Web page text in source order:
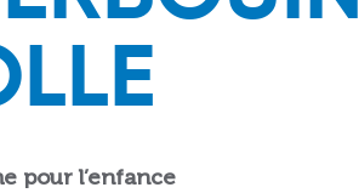
pour l’enfance